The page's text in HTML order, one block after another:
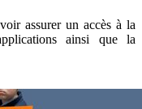
assurer un accès à la
ainsi que la